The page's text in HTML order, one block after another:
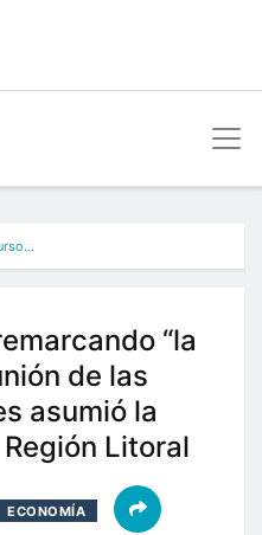
“la
de las
asumió la
Litoral
ECONOMÍA